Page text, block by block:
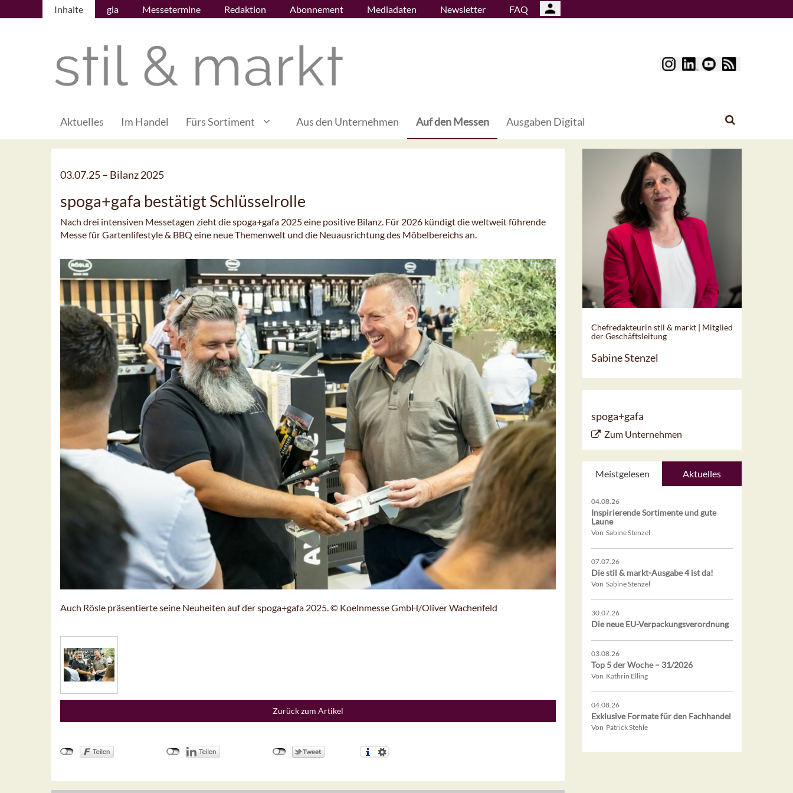
Inhalte gia Messetermine Redaktion Abonnement Mediadaten Newsletter FAQ
Aktuelles Im Handel Fürs Sortiment Aus den Unternehmen Auf den Messen Ausgaben Digital
03.07.25 – Bilanz 2025
spoga+gafa bestätigt Schlüsselrolle
Nach drei intensiven Messetagen zieht die spoga+gafa 2025 eine positive Bilanz. Für 2026 kündigt die weltweit führende
Messe für Gartenlifestyle & BBQ eine neue Themenwelt und die Neuausrichtung des Möbelbereichs an.
Auch Rösle präsentierte seine Neuheiten auf der spoga+gafa 2025. © Koelnmesse GmbH/Oliver Wachenfeld
Zurück zum Artikel
Chefredakteurin stil & markt | Mitglied
der Geschäftsleitung
Sabine Stenzel
spoga+gafa
Zum Unternehmen
Meistgelesen Aktuelles
04.08.26
Inspirierende Sortimente und gute
Laune
Von Sabine Stenzel
07.07.26
Die stil & markt-Ausgabe 4 ist da!
Von Sabine Stenzel
30.07.26
Die neue EU-Verpackungsverordnung
03.08.26
Top 5 der Woche – 31/2026
Von Kathrin Elling
04.08.26
Exklusive Formate für den Fachhandel
Von Patrick Stehle